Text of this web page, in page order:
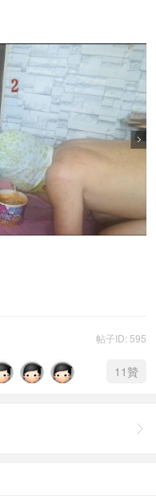
帖子ID: 595
11贊
